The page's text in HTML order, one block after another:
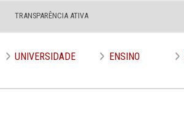
TRANSPARÊNCIA ATIVA
UNIVERSIDADE ENSINO
Edição nº 562